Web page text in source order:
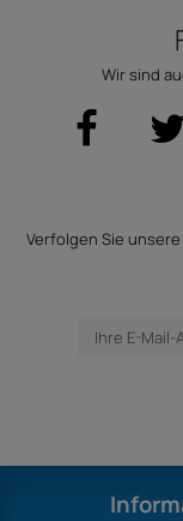
Wir sind
Verfolgen Sie